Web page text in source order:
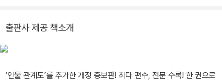
출판사 제공 책소개
‘인물 관계도’를 추가한 개정 증보판! 최다 편수, 전문 수록! 한 권으로